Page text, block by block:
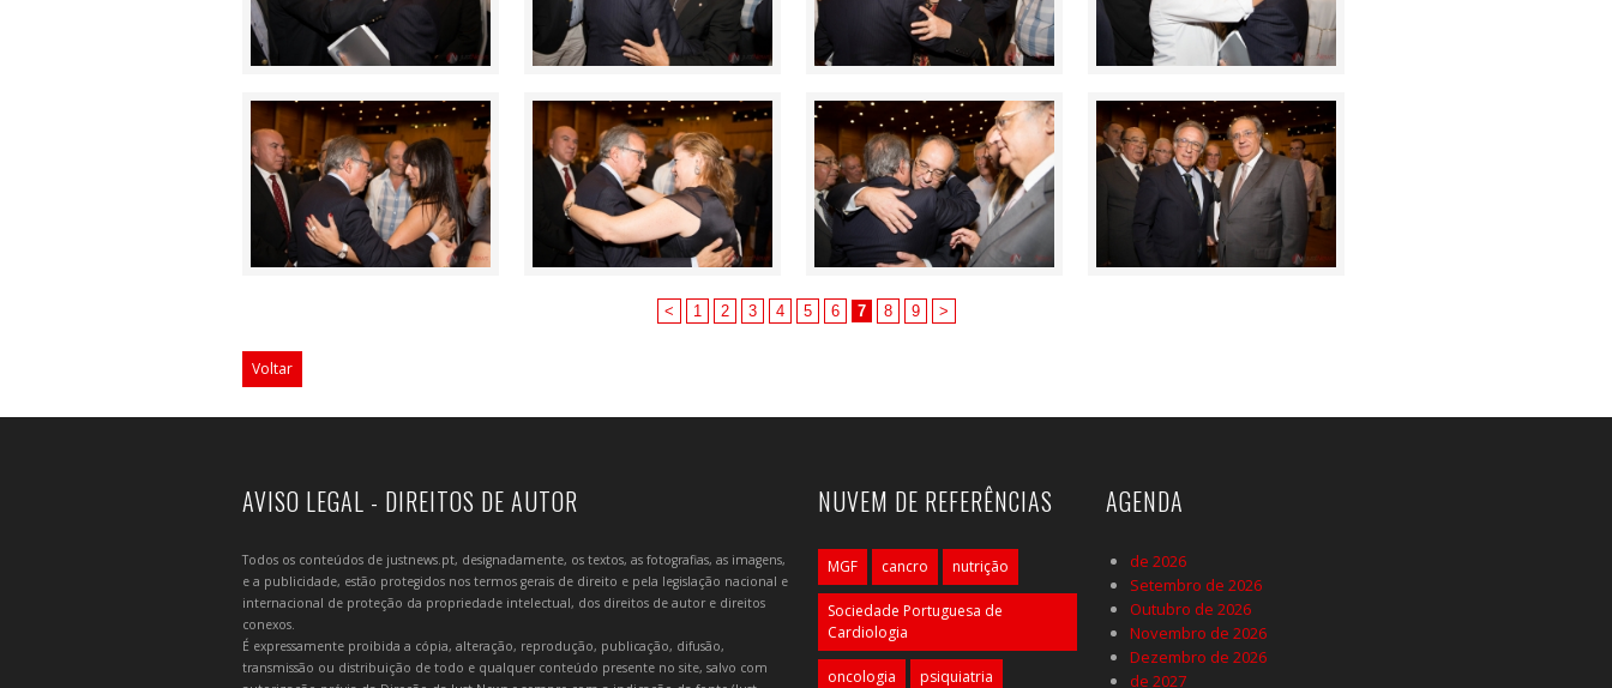
< 1 2 3 4 5 6 7 8 9 >
Voltar
AVISO LEGAL - DIREITOS DE AUTOR
Todos os conteúdos de justnews.pt, designadamente, os textos, as fotografias, as imagens,
e a publicidade, estão protegidos nos termos gerais de direito e pela legislação nacional e
internacional de proteção da propriedade intelectual, dos direitos de autor e direitos
conexos.
É expressamente proibida a cópia, alteração, reprodução, publicação, difusão,
transmissão ou distribuição de todo e qualquer conteúdo presente no site, salvo com
NUVEM DE REFERÊNCIAS
MGF cancro nutrição
Sociedade Portuguesa de
Cardiologia
oncologia psiquiatria
AGENDA
de 2026
Setembro de 2026
Outubro de 2026
Novembro de 2026
Dezembro de 2026
de 2027